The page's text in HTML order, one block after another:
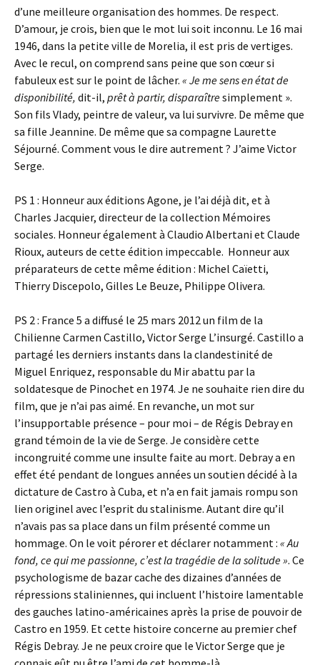
d’une meilleure organisation des hommes. De respect.
D’amour, je crois, bien que le mot lui soit inconnu. Le 16 mai
1946, dans la petite ville de Morelia, il est pris de vertiges.
Avec le recul, on comprend sans peine que son cœur si
fabuleux est sur le point de lâcher. « Je me sens en état de
disponibilité, dit-il, prêt à partir, disparaîtresimplement ».
Son fils Vlady, peintre de valeur, va lui survivre. De même que
sa fille Jeannine. De même que sa compagne Laurette
Séjourné. Comment vous le dire autrement ? J’aime Victor
Serge.
PS 1 : Honneur aux éditions Agone, je l’ai déjà dit, et à
Charles Jacquier, directeur de la collection Mémoires
sociales. Honneur également à Claudio Albertani et Claude
Rioux, auteurs de cette édition impeccable. Honneur aux
préparateurs de cette même édition : Michel Caïetti,
Thierry Discepolo, Gilles Le Beuze, Philippe Olivera.
PS 2 : France 5 a diffusé le 25 mars 2012 un film de la
Chilienne Carmen Castillo, Victor Serge L’insurgé. Castillo a
partagé les derniers instants dans la clandestinité de
Miguel Enriquez, responsable du Mir abattu par la
soldatesque de Pinochet en 1974. Je ne souhaite rien dire du
film, que je n’ai pas aimé. En revanche, un mot sur
l’insupportable présence – pour moi – de Régis Debray en
grand témoin de la vie de Serge. Je considère cette
incongruité comme une insulte faite au mort. Debray a en
effet été pendant de longues années un soutien décidé à la
dictature de Castro à Cuba, et n’a en fait jamais rompu son
lien originel avec l’esprit du stalinisme. Autant dire qu’il
n’avais pas sa place dans un film présenté comme un
hommage. On le voit pérorer et déclarer notamment : « Au
fond, ce qui me passionne, c’est la tragédie de la solitude ». Ce
psychologisme de bazar cache des dizaines d’années de
répressions staliniennes, qui incluent l’histoire lamentable
des gauches latino-américaines après la prise de pouvoir de
Castro en 1959. Et cette histoire concerne au premier chef
Régis Debray. Je ne peux croire que le Victor Serge que je